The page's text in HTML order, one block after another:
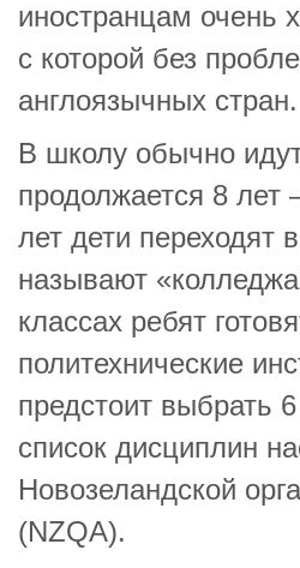
иностранцам очень
с которой без
англоязычных стран.
В школу обычно
продолжается 8 лет
лет дети переходят
называют
классах ребят
политехнические
предстоит выбрать
список дисциплин
Новозеландской
(NZQA).